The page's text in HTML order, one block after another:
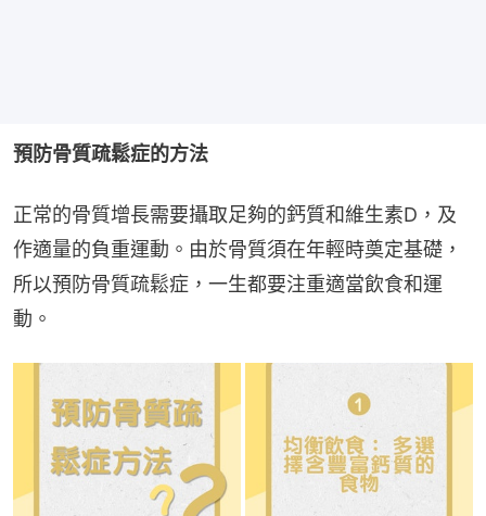
預防骨質疏鬆症的方法
正常的骨質增長需要攝取足夠的鈣質和維生素D，及
作適量的負重運動。由於骨質須在年輕時奠定基礎，
所以預防骨質疏鬆症，一生都要注重適當飲食和運
動。